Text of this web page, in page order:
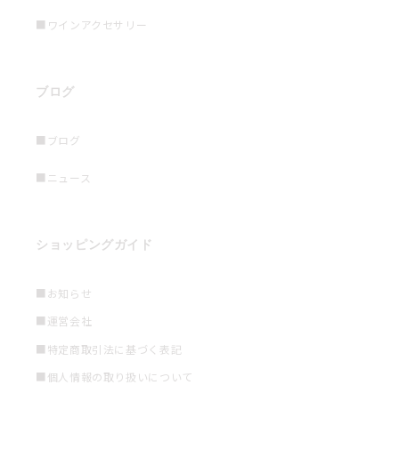
■ワインアクセサリー
ブログ
■ブログ
■ニュース
ショッピングガイド
■お知らせ
■運営会社
■特定商取引法に基づく表記
■個人情報の取り扱いについて